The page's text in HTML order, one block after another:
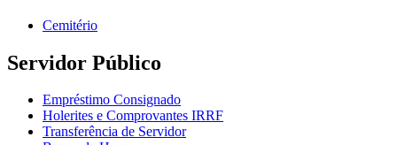
Cemitério
Servidor Público
Empréstimo Consignado
Holerites e Comprovantes IRRF
Transferência de Servidor